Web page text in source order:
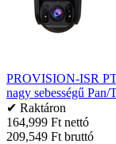
PROVISION-ISR
nagy sebességű
✔ Raktáron
164,999 Ft nettó
209,549 Ft bruttó